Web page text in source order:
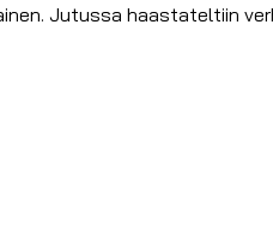
Jutussa haastateltiin